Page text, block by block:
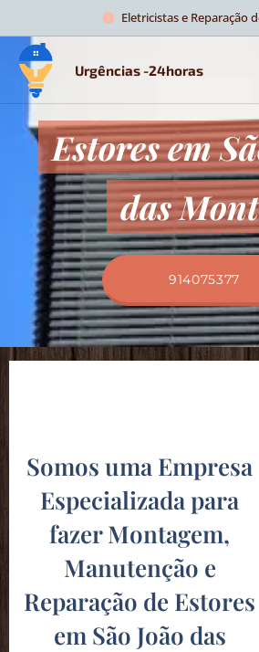
Eletricistas e Reparação
Urgências -24horas
Estores em
das
914075377
Somos uma Empresa
Especializada para
fazer Montagem,
Manutenção e
Reparação de Estores
em São João das